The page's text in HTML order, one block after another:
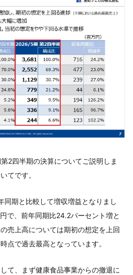
2四半期の決算についてご説明しま
てです。
同期と比較して増収増益となりまし
で、前年同期比24.2パーセント増と
売上高については期初の想定を上回
点で過去最高となっています。
て、まず健康食品事業からの撤退に